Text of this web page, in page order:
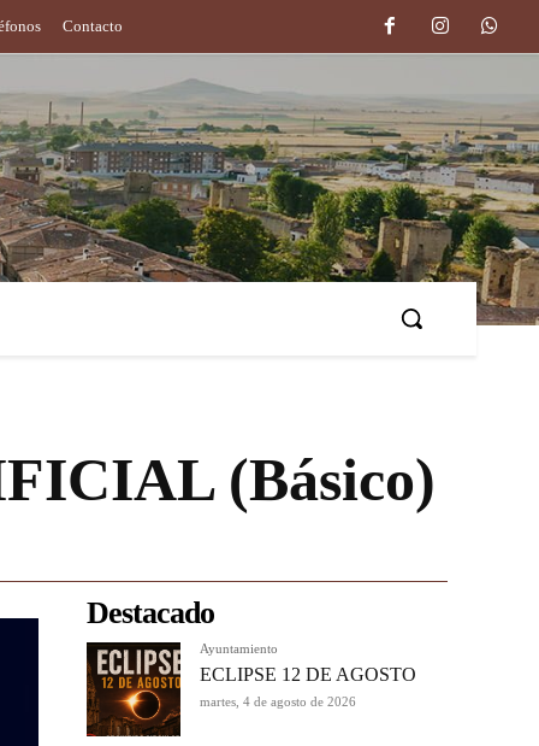
Contacto
(Básico)
Destacado
Ayuntamiento
ECLIPSE 12 DE AGOSTO
martes, 4 de agosto de 2026